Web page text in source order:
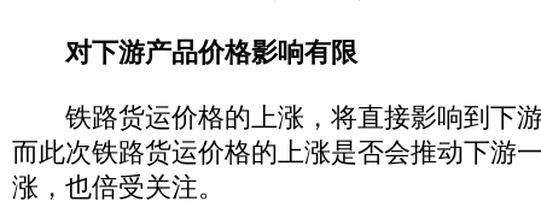
对下游产品价格影响有限
铁路货运价格的上涨，将直接影响到下
而此次铁路货运价格的上涨是否会推动下游
涨，也倍受关注。